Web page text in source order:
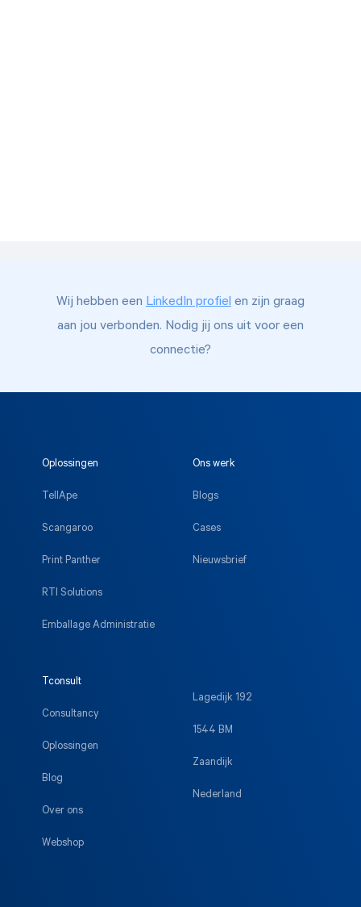
Wij hebben een LinkedIn profiel en zijn graag
aan jou verbonden. Nodig jij ons uit voor een
connectie?
Oplossingen
TellApe
Scangaroo
Print Panther
RTI Solutions
Emballage Administratie
Ons werk
Blogs
Cases
Nieuwsbrief
Tconsult
Consultancy
Oplossingen
Blog
Over ons
Webshop
Lagedijk 192
1544 BM
Zaandijk
Nederland